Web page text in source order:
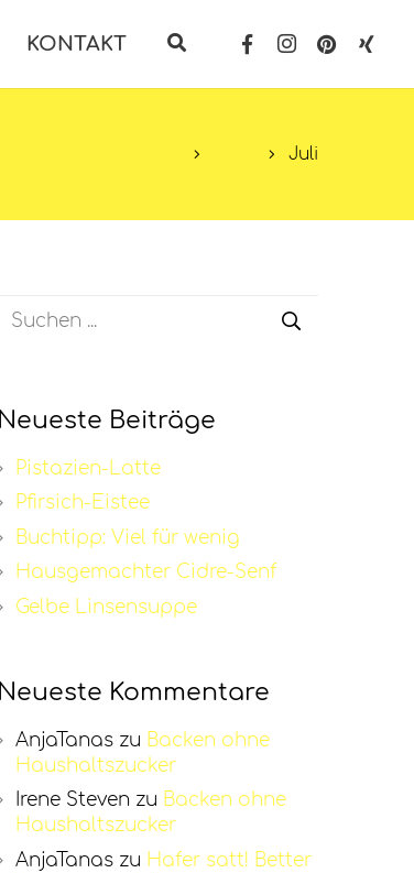
KONTAKT
Juli
Neueste Beiträge
Pistazien-Latte
Pfirsich-Eistee
Buchtipp: Viel für wenig
Hausgemachter Cidre-Senf
Gelbe Linsensuppe
Neueste Kommentare
AnjaTanaszu Backen ohne
Haushaltszucker
Irene Steven zu Backen ohne
Haushaltszucker
AnjaTanaszu Hafer satt! Better